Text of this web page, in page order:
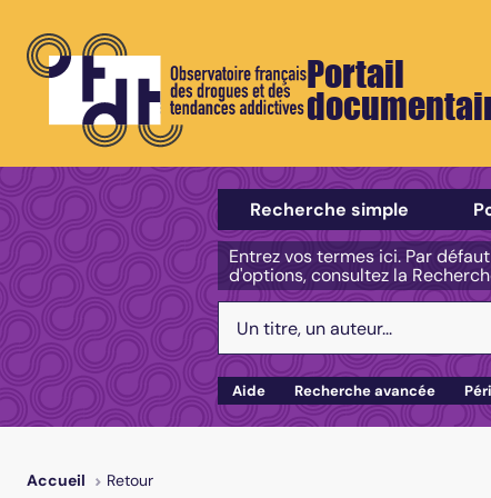
Portail
Sélectionner un type de recherche
Recherche simple
Entrez vos termes ici. Par
d'options, consultez la
Aide Recherche avancée
Accueil Retour